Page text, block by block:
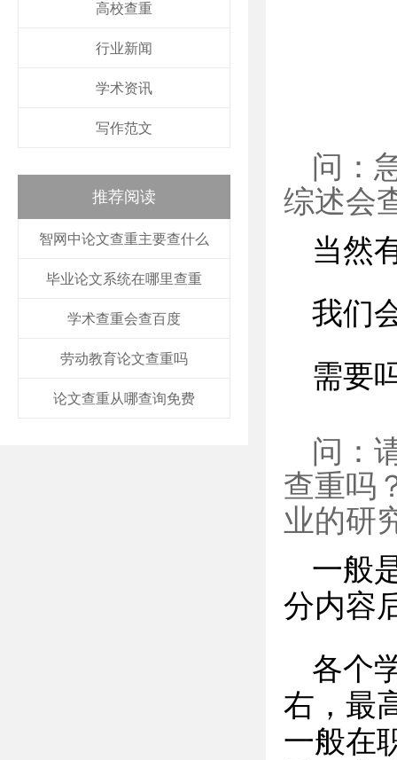
高校查重
行业新闻
学术资讯
写作范文
推荐阅读
智网中论文查重主要查什么
毕业论文系统在哪里查重
学术查重会查百度
劳动教育论文查重吗
论文查重从哪查询免费
问：
综述会
当然
我们
需要
问：
查重吗
业的研
一般
分内容
各个
右，最
一般在